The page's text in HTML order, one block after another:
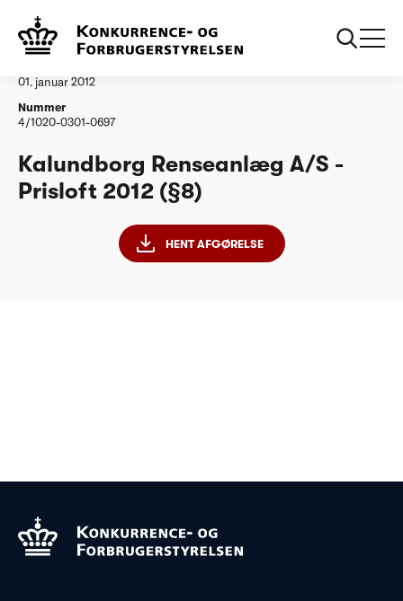
Vandtilsyn
01. januar 2012
Nummer
4/1020-0301-0697
Kalundborg Renseanlæg A/S -
Prisloft 2012 (§8)
HENT AFGØRELSE